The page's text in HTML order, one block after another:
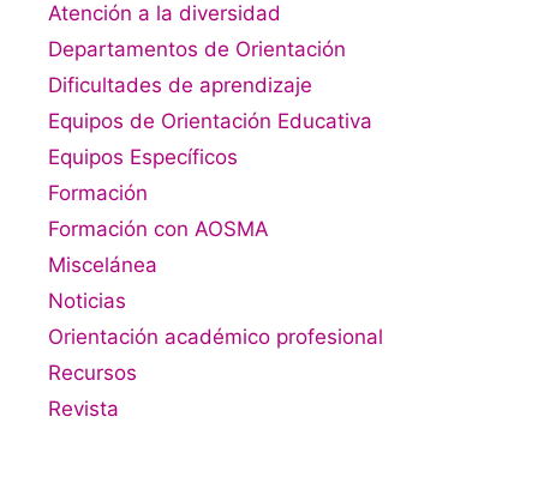
Atención a la diversidad
Departamentos de Orientación
Dificultades de aprendizaje
Equipos de Orientación Educativa
Equipos Específicos
Formación
Formación con AOSMA
Miscelánea
Noticias
Orientación académico profesional
Recursos
Revista